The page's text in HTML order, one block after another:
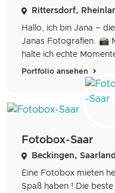
Rittersdorf,
Hallo, ich bin Jana –
Janas Fotografien. 📸
halte ich echte
Portfolio ansehen
Fotobox-Saar
Beckingen, Saarland
Eine Fotobox mieten
Spaß haben ! Die